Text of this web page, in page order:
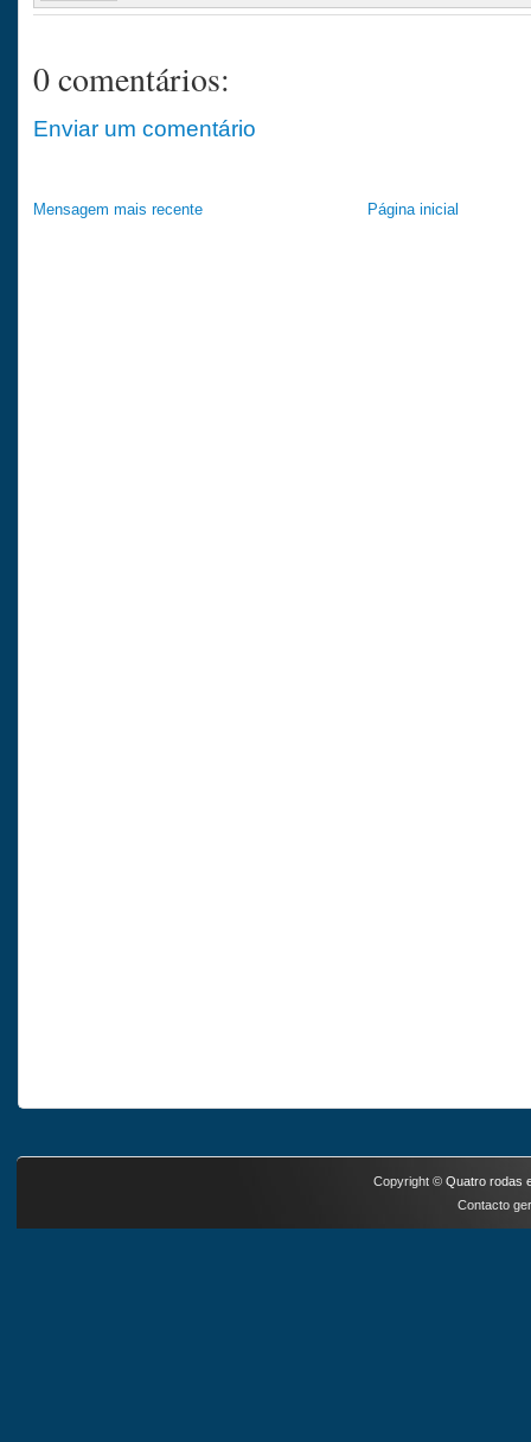
0 comentários:
Enviar um comentário
Mensagem mais recente Página inicial
Copyright © Quatro rodas
Contacto